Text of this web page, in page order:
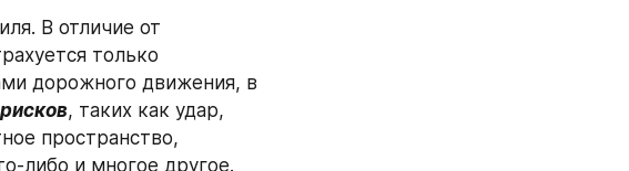
В отличие от
только
, таких как удар,
пространство,